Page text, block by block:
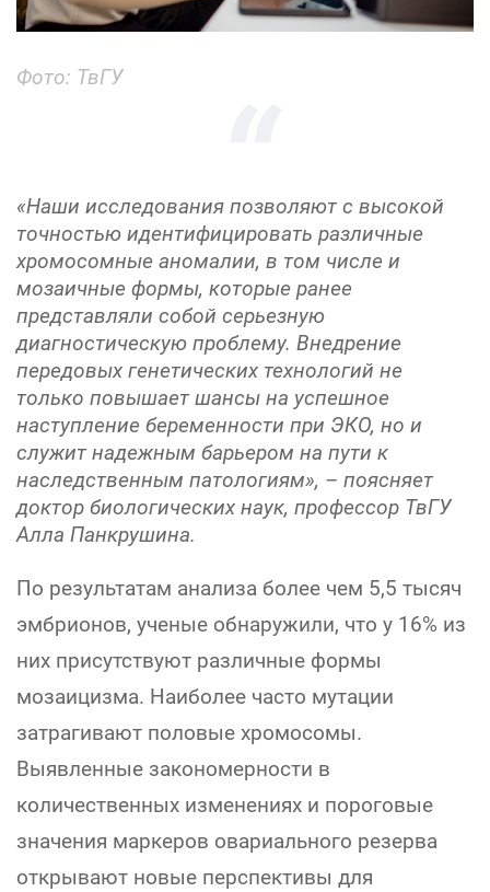
Фото: ТвГУ
«Наши исследования позволяют с высокой
точностью идентифицировать различные
хромосомные аномалии, в том числе и
мозаичные формы, которые ранее
представляли собой серьезную
диагностическую проблему. Внедрение
передовых генетических технологий не
только повышает шансы на успешное
наступление беременности при ЭКО, но и
служит надежным барьером на пути к
наследственным патологиям», – поясняет
доктор биологических наук, профессор ТвГУ
Алла Панкрушина.
По результатам анализа более чем 5,5 тысяч
эмбрионов, ученые обнаружили, что у 16% из
них присутствуют различные формы
мозаицизма. Наиболее часто мутации
затрагивают половые хромосомы.
Выявленные закономерности в
количественных изменениях и пороговые
значения маркеров овариального резерва
открывают новые перспективы для